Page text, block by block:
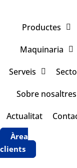
Productes
Maquinaria
Serveis
Sobre nosaltres
Actualitat
Àrea
clients